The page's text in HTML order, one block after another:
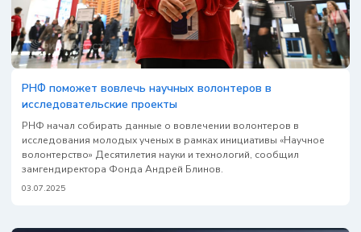
РНФ поможет вовлечь научных волонтеров в
исследовательские проекты
РНФ начал собирать данные о вовлечении волонтеров в
исследования молодых ученых в рамках инициативы «Научное
волонтерство» Десятилетия науки и технологий, сообщил
замгендиректора Фонда Андрей Блинов.
03.07.2025